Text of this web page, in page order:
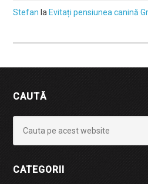
Stefan la Evitați pensiunea canină
CAUTĂ
CATEGORII